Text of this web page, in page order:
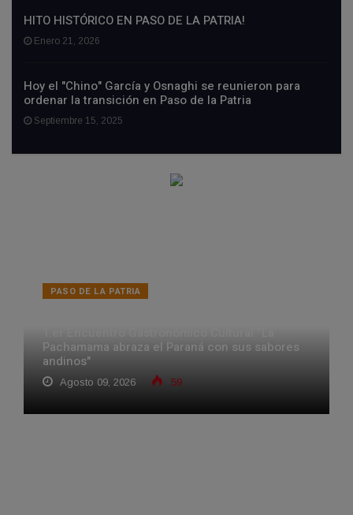
HITO HISTÓRICO EN PASO DE LA PATRIA!
Enero 21, 2026
Hoy el "Chino" García y Osnaghi se reunieron para
ordenar la transición en Paso de la Patria
Septiembre 15, 2025
PASO DE LA PATRIA
Pachamama abraza el Paraná con sus sabores
andinos"
Agosto 09, 2026 59